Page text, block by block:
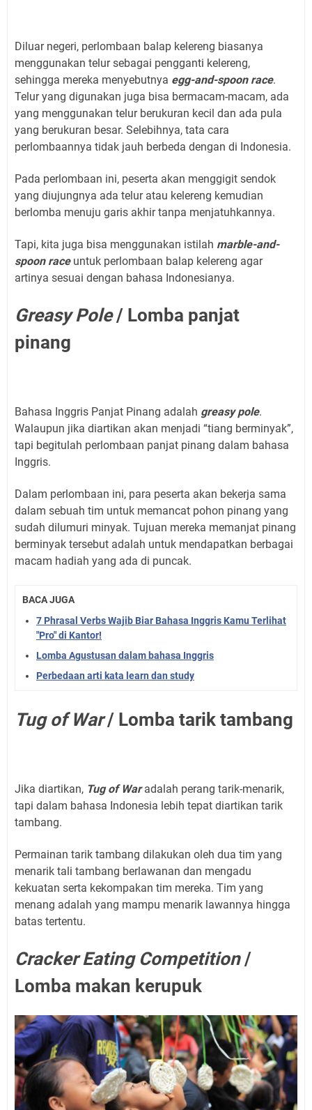
Diluar negeri, perlombaan balap kelereng biasanya
menggunakan telur sebagai pengganti kelereng,
sehingga mereka menyebutnya egg-and-spoon race.
Telur yang digunakan juga bisa bermacam-macam, ada
yang menggunakan telur berukuran kecil dan ada pula
yang berukuran besar. Selebihnya, tata cara
perlombaannya tidak jauh berbeda dengan di Indonesia.
Pada perlombaan ini, peserta akan menggigit sendok
yang diujungnya ada telur atau kelereng kemudian
berlomba menuju garis akhir tanpa menjatuhkannya.
Tapi, kita juga bisa menggunakan istilah marble-and-
spoon raceuntuk perlombaan balap kelereng agar
artinya sesuai dengan bahasa Indonesianya.
Greasy Pole/ Lomba panjat
pinang
Bahasa Inggris Panjat Pinang adalah greasy pole.
Walaupun jika diartikan akan menjadi “tiang berminyak”,
tapi begitulah perlombaan panjat pinang dalam bahasa
Inggris.
Dalam perlombaan ini, para peserta akan bekerja sama
dalam sebuah tim untuk memancat pohon pinang yang
sudah dilumuri minyak. Tujuan mereka memanjat pinang
berminyak tersebut adalah untuk mendapatkan berbagai
macam hadiah yang ada di puncak.
BACA JUGA
7 Phrasal Verbs Wajib Biar Bahasa Inggris Kamu Terlihat
"Pro" di Kantor!
Lomba Agustusan dalam bahasa Inggris
Perbedaan arti kata learn dan study
Tug of War/ Lomba tarik tambang
Jika diartikan, Tug of Waradalah perang tarik-menarik,
tapi dalam bahasa Indonesia lebih tepat diartikan tarik
tambang.
Permainan tarik tambang dilakukan oleh dua tim yang
menarik tali tambang berlawanan dan mengadu
kekuatan serta kekompakan tim mereka. Tim yang
menang adalah yang mampu menarik lawannya hingga
batas tertentu.
Cracker Eating Competition/
Lomba makan kerupuk